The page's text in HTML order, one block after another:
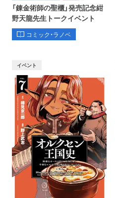
「錬金術師の聖櫃」発売記念紺
野天龍先生トークイベント
コミック・ラノベ
イベント